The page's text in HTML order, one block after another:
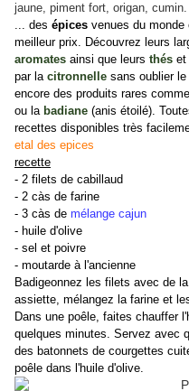
jaune, piment fort, origan, cumin.
... des épices venues du
meilleur prix. Découvrez leurs
aromates ainsi que leurs thés et
par la citronnelle sans oublier
encore des produits rares
ou la badiane (anis étoilé).
recettes disponibles très
etal des epices
recette
- 2 filets de cabillaud
- 2 càs de farine
- 3 càs de mélange cajun
- huile d'olive
- sel et poivre
- moutarde à l'ancienne
Badigeonnez les filets avec de
assiette, mélangez la farine et
Dans une poêle, faites chauffer
quelques minutes. Servez avec
des batonnets de courgettes
poêle dans l'huile d'olive.